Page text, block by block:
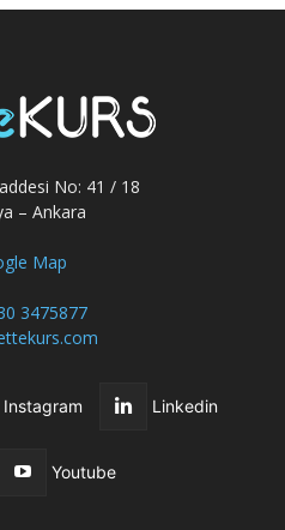
No: 41 / 18
– Ankara
Map
3475877
Instagram Linkedin
Youtube